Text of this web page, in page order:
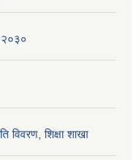
२०३०
विवरण, शिक्षा शाखा